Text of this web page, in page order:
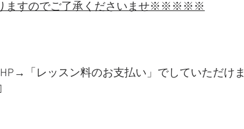
りますのでご了承くださいませ※※※※※
「レッスン料のお支払い」でしていただけま